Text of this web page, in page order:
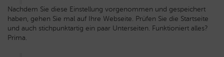
Nachdem Sie diese Einstellung vorgenommen und gespeichert
haben, gehen Sie mal auf Ihre Webseite. Prüfen Sie die Startseite
und auch stichpunktartig ein paar Unterseiten. Funktioniert alles?
Prima.